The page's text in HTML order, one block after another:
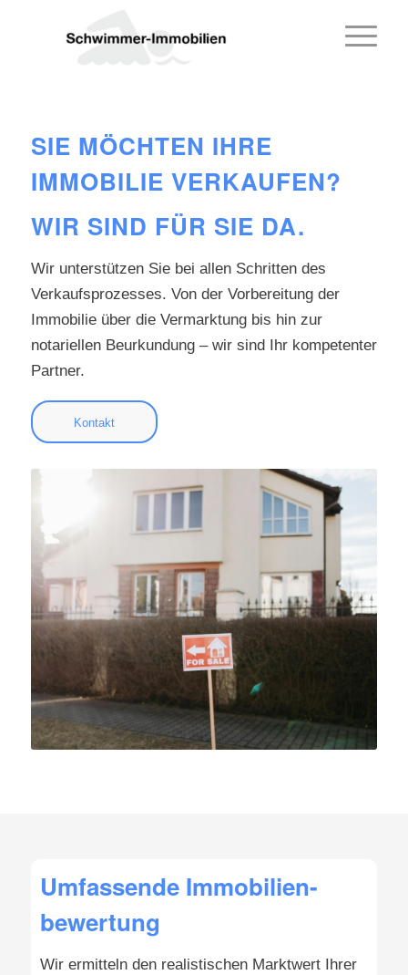
SIE MÖCHTEN IHRE
IMMOBILIE VERKAUFEN?
WIR SIND FÜR SIE DA.
Wir unterstützen Sie bei allen Schritten des
Verkaufsprozesses. Von der Vorbereitung der
Immobilie über die Vermarktung bis hin zur
notariellen Beurkundung – wir sind Ihr kompetenter
Partner.
Kontakt
Umfassende Immobilien-
bewertung
Wir ermitteln den realistischen Marktwert Ihrer